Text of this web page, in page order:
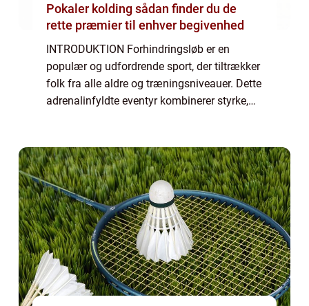
Pokaler kolding sådan finder du de
rette præmier til enhver begivenhed
INTRODUKTION Forhindringsløb er en
populær og udfordrende sport, der tiltrækker
folk fra alle aldre og træningsniveauer. Dette
adrenalinfyldte eventyr kombinerer styrke,